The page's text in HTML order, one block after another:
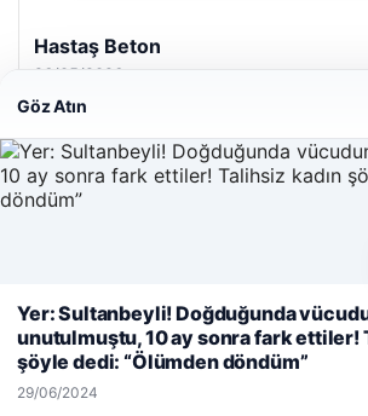
Hastaş Beton
26/05/2026
deneyiminizi kişiselleştirmek ve geliştirmek
kullanıyoruz.Çerez Politikamız
Göz Atın
Yer: Sultanbeyli! Doğduğunda
unutulmuştu, 10 ay sonra fark ettiler!
şöyle dedi: “Ölümden döndüm”
29/06/2024
Yeminli Tercüme Bürosu|Malta
lemagrup.com.tr